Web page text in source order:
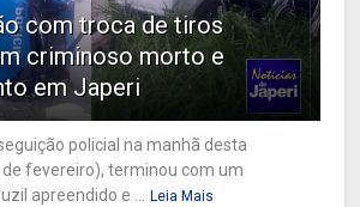
com troca de tiros
criminoso morto e
em Japeri
policial na manhã desta
fevereiro), terminou com um
apreendido e ...
Leia Mais